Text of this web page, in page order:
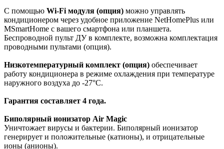
С помощью Wi-Fi модуля (опция) можно управлять
кондиционером через удобное приложение NetHomePlus или
MSmartHome с вашего смартфона или планшета.
Беспроводной пульт ДУ в комплекте, возможна комплектация
проводными пультами (опция).
Низкотемпературный комплект (опция) обеспечивает
работу кондиционера в режиме охлаждения при температуре
наружного воздуха до -27°С.
Гарантия составляет 4 года.
Биполярный ионизатор Air Magic
Уничтожает вирусы и бактерии. Биполярный ионизатор
генерирует и положительные (катионы), и отрицательные
ионы (анионы).